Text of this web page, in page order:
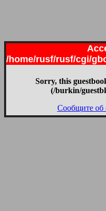
/home/rusf/rusf/cgi/
Sorry, this
(/burkin/
Сообщите об